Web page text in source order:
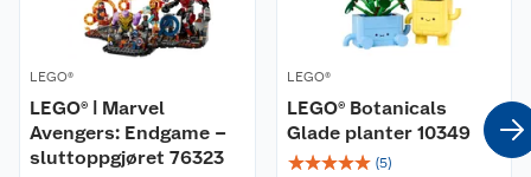
LEGO®
LEGO® ǀ Marvel
Avengers: Endgame –
sluttoppgjøret 76323
LEGO®
LEGO® Botanicals
Glade planter 10349
☆☆☆☆☆ (5)